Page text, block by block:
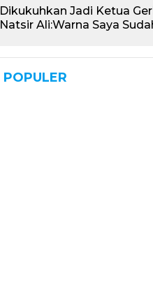
Dikukuhkan Jadi Ketua
Natsir Ali:Warna Saya
POPULER